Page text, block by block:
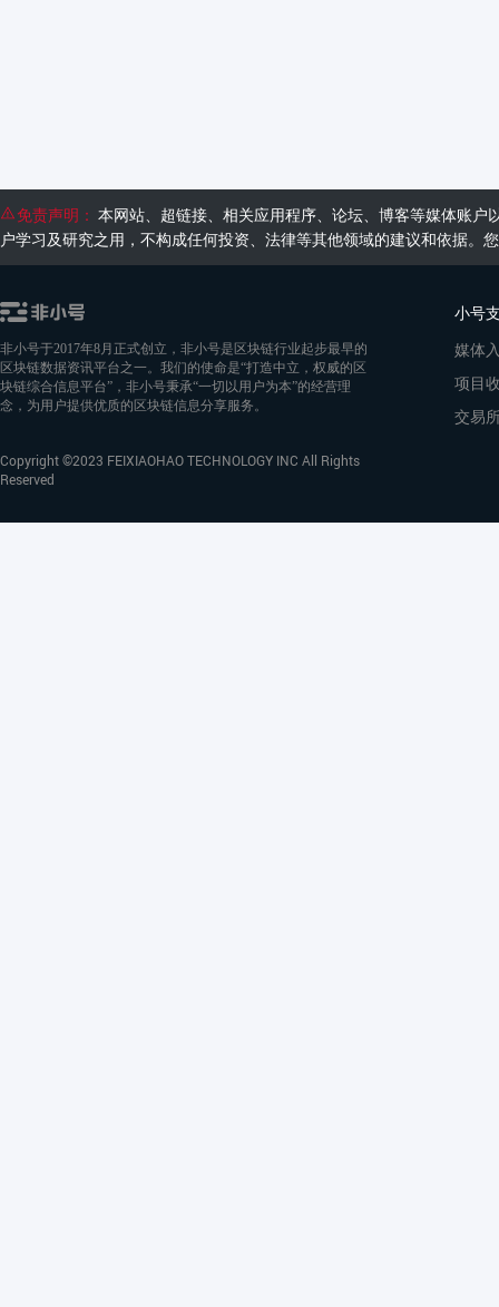
免责声明： 本网站、超链接、相关应用程序、论坛、博客等媒体账
户学习及研究之用，不构成任何投资、法律等其他领域的建议和依据
非小号于2017年8月正式创立，非小号是区块链行业起步最早的
区块链数据资讯平台之一。我们的使命是“打造中立，权威的区
块链综合信息平台”，非小号秉承“一切以用户为本”的经营理
念，为用户提供优质的区块链信息分享服务。
Copyright ©2023 FEIXIAOHAO TECHNOLOGY INC All Rights
Reserved
小号
媒体
项目
交易